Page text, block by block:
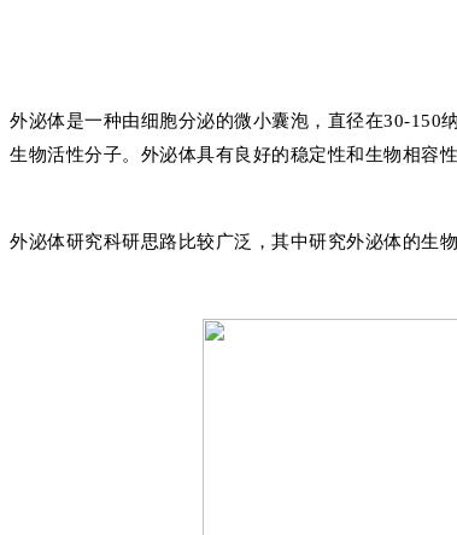
外泌体是一种由细胞分泌的微小囊泡，直径在30-150
生物活性分子。外泌体具有良好的稳定性和生物相容
外泌体研究科研思路比较广泛，其中研究外泌体的生